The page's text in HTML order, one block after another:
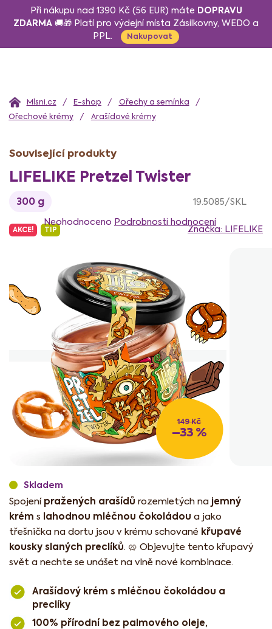
Při nákupu nad 1390 Kč (56 EUR) máte DOPRAVU
ZDARMA 🚚🎁 Platí pro výdejní místa Zásilkovny, WEDO a
PPL.
Nakupovat
Domů E-shop
Ořechy a semínka
Ořechové krémy
Arašídové krémy
LIFELIKE Pretzel Twister
300 g 19.5085/SKL
AKCE! TIP
Průměrné
hodnocení
produktu
hvězdiček.
Neohodnoceno Podrobnosti hodnocení
Značka: LIFELIKE
149 Kč
–33 %
Skladem
Spojení pražených arašídů rozemletých na jemný
krém s lahodnou mléčnou čokoládou a jako
třešnička na dortu jsou v krému schované křupavé
kousky slaných preclíků. 🥨 Objevujte tento křupavý
svět a nechte se unášet na vlně nové kombinace.
Arašídový krém s mléčnou čokoládou a
preclíky
100% přírodní bez palmového oleje,
Související produkty